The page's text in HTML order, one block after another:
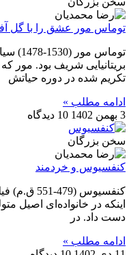
توماس مور عشق را با گل
توماس
بریتانیایی شریف بود. مور
تکریم شده در دوره حیاتش
ادامه مطلب »
3 بهمن 1402
10 دیدگاه
سخن بزرگان
کنفسیوس و خردمند
کنفسیوس
اینکه در خانواده‌ای اصیل
دست داد. در
ادامه مطلب »